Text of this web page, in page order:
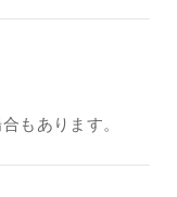
もあります。